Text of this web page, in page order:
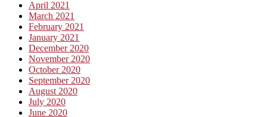
April 2021
March 2021
February 2021
January 2021
December 2020
November 2020
October 2020
September 2020
August 2020
July 2020
June 2020